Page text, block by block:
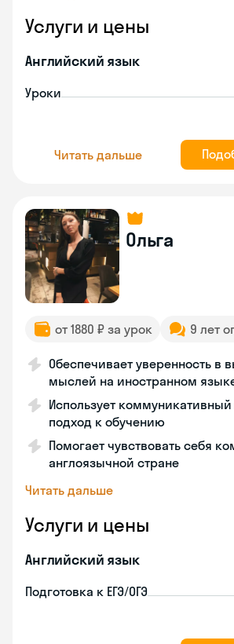
Услуги и цены
Английский язык
Уроки
Читать дальше
Ольга
от 1880 ₽ за урок 9 лет
Обеспечивает уверенность в
мыслей на иностранном
Использует
подход к обучению
Помогает чувствовать себя
англоязычной стране
Читать дальше
Услуги и цены
Английский язык
Подготовка к ЕГЭ/ОГЭ